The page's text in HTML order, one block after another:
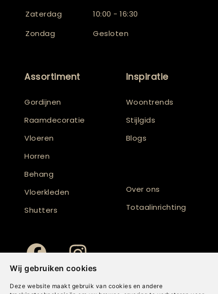
Wij gebruiken cookies
Deze website maakt gebruik van cookies en andere
Zaterdag
10:00 - 16:30
Zondag
Gesloten
Assortiment
Gordijnen
Raamdecoratie
Vloeren
Horren
Behang
Vloerkleden
Shutters
Inspiratie
Woontrends
Stijlgids
Blogs
Over ons
Totaalinrichting